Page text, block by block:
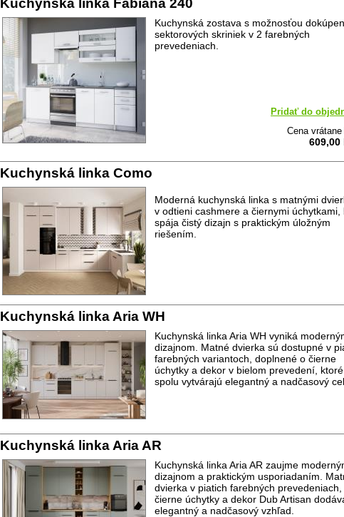
Kuchynská zostava s možnosťou
sektorových skriniek v 2 farebných
prevedeniach.
Pridať do
Cena
609,00
Kuchynská linka Como
Moderná kuchynská linka s matnými
v odtieni cashmere a čiernymi úchytkami,
spája čistý dizajn s praktickým úložným
riešením.
Kuchynská linka Aria WH
Kuchynská linka Aria WH vyniká
dizajnom. Matné dvierka sú dostupné v
farebných variantoch, doplnené o čierne
úchytky a dekor v bielom prevedení, ktoré
spolu vytvárajú elegantný a nadčasový
Kuchynská linka Aria AR
Kuchynská linka Aria AR zaujme
dizajnom a praktickým usporiadaním.
dvierka v piatich farebných prevedeniach,
čierne úchytky a dekor Dub Artisan
elegantný a nadčasový vzhľad.